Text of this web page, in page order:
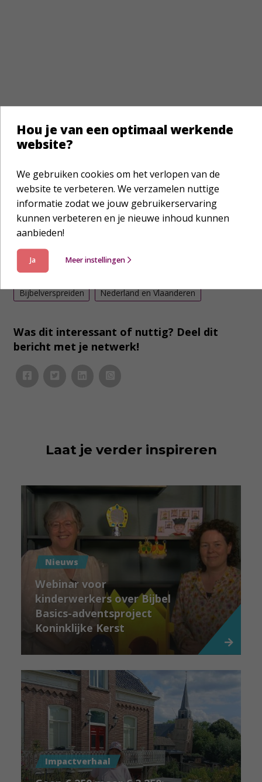
€ 39
Geschreven door: Laura Zitman
Impactverhaal
Bijbelverspreiden Nederland en Vlaanderen
Was dit interessant of nuttig? Deel dit
bericht met je netwerk!
Laat je verder inspireren
Nieuws
Webinar voor
kinderwerkers over Bijbel
Basics-adventsproject
Koninklijke Kerst
Impactverhaal
Hou je van een optimaal werkende
website?
We gebruiken cookies om het verlopen van de
website te verbeteren. We verzamelen nuttige
informatie zodat we jouw gebruikerservaring
kunnen verbeteren en je nieuwe inhoud kunnen
aanbieden!
Ja Meer instellingen